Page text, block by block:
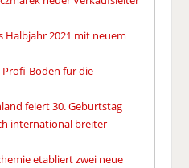
Halbjahr 2021 mit neuem
Profi-Böden für die
feiert 30. Geburtstag
international breiter
etabliert zwei neue